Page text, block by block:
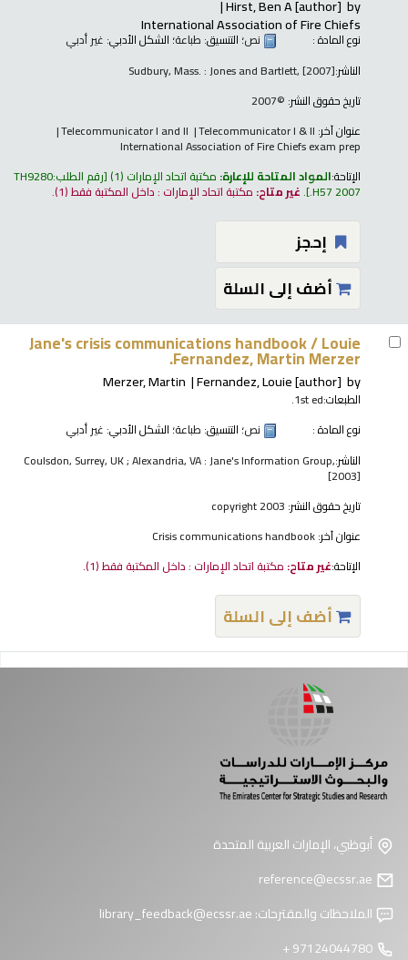
by
Hirst, Ben A[author]
International Association of Fire Chiefs
نوع المادة : نص؛ التنسيق: طباعة؛ الشكل الأدبي: غير أدبي
الناشر:Sudbury, Mass. : Jones and Bartlett, [2007]
تاريخ حقوق النشر: ©2007
عنوان آخر: Telecommunicator I & II
Telecommunicator I and II
International Association of Fire Chiefs exam prep
الإتاحة:المواد المتاحة للإعارة: مكتبة اتحاد الإمارات (1) رقم الطلب:TH9280
.H57 2007
.غير متاح: مكتبة اتحاد الإمارات : داخل المكتبة فقط(1).
إحجز
أضف إلى السلة
Jane's crisis communications handbook /Louie
Fernandez, Martin Merzer.
by
Fernandez, Louie[author]
Merzer, Martin
الطبعات:1st ed.
نوع المادة :
نص؛ التنسيق: طباعة؛ الشكل الأدبي: غير أدبي
الناشر:Coulsdon, Surrey, UK ; Alexandria, VA : Jane's Information Group,
[2003]
تاريخ حقوق النشر:
عنوان آخر:Crisis communications handbook
الإتاحة:غير متاح: مكتبة اتحاد الإمارات : داخل المكتبة فقط(1).
أضف إلى السلة
أبوظبي، الإمارات العربية المتحدة
الملاحظات والمقترحات:library_feedback@ecssr.ae